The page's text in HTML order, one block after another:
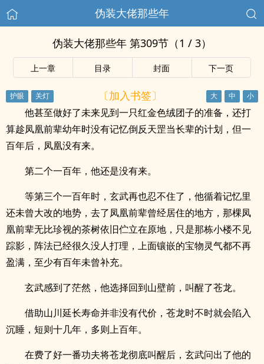
伪装大佬那些年
伪装大佬那些年 第309节（1 / 3）
上一章 目录 封面 下一页
〔加入书签〕
他甚至做好了未来见到一只红金色绒团子的准备，还打
算趁凤凰前辈幼年时没有记忆倒反天罡当长辈的计划，但一
百年后，凤凰没有来。
第二个一百年，他还是没有来。
等第三个一百年时，玄武再也忍不住了，他循着记忆里
还未曾大改的地势，去了凤凰前辈曾经居住的地方，那棵凤
凰前辈无比珍视的茶树依旧伫立在原地，只是那栋小楼不见
踪影，阵法已经很久没人打理，上面镶嵌的宝物灵气都不再
盈满，至少有百年未曾补充。
玄武感到了茫然，他选择回到山壁前，叫醒了苍龙。
借助山川延长寿命并非没有代价，苍龙时不时就会陷入
沉睡，短则十几年，多则上百年。
在费了好一番功夫将苍龙彻底叫醒后，玄武问出了他的